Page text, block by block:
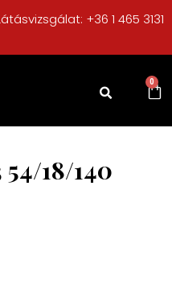
+36 1 465 3131
0
18/140